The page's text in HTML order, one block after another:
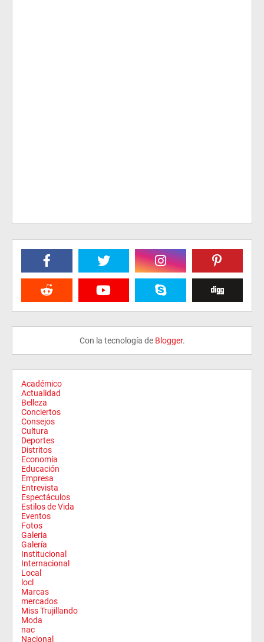
Con la tecnología de Blogger.
Académico
Actualidad
Belleza
Conciertos
Consejos
Cultura
Deportes
Distritos
Economía
Educación
Empresa
Entrevista
Espectáculos
Estilos de Vida
Eventos
Fotos
Galeria
Galería
Institucional
Internacional
Local
locl
Marcas
mercados
Miss Trujillando
Moda
nac
Nacional